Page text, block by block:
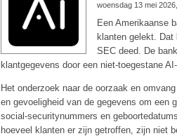
woensdag 13 mei
Een Amerikaanse
klanten gelekt.
SEC deed. De
klantgegevens door een niet-toegestane
Het onderzoek naar de oorzaak en
en gevoeligheid van de gegevens om een
social-securitynummers en
hoeveel klanten er zijn getroffen, zijn niet